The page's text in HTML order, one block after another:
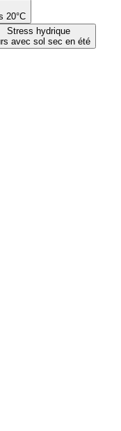
20°C
Stress hydrique
avec sol sec en été